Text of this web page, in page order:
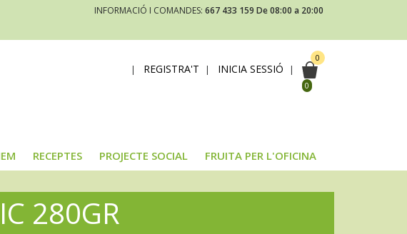
INFORMACIÓ I COMANDES: 667 433 159 De 08:00 a 20:00
| REGISTRA'T | INICIA SESSIÓ |
0
0
RECEPTES PROJECTE SOCIAL FRUITA PER L'OFICINA
280GR